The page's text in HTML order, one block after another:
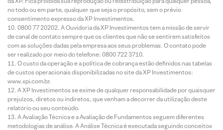
no todo ou em parte, qualquer que seja o propósito, sem o prévio
consentimento expresso da XP Investimentos.
0800 77 20202. A Ouvidoria da XP Investimentos tem a missão de servir
de canal de contato sempre que os clientes que não se sentirem satisfeitos
com as soluções dadas pela empresa aos seus problemas. O contato pode
ser realizado por meio do telefone: 0800 722 3710.
O custo da operação e a política de cobrança estão definidos nas tabelas
de custos operacionais disponibilizadas no site da XP Investimentos:
www.xpi.com.br.
A XP Investimentos se exime de qualquer responsabilidade por quaisquer
prejuízos, diretos ou indiretos, que venham a decorrer da utilização deste
relatório ou seu conteúdo.
A Avaliação Técnica e a Avaliação de Fundamentos seguem diferentes
metodologias de análise. A Análise Técnica é executada seguindo conceitos